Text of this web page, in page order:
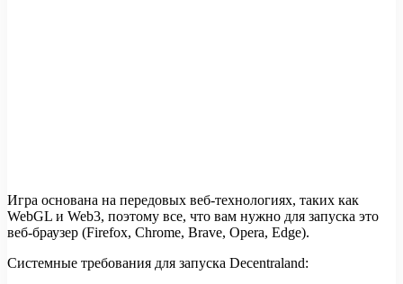
Игра основана на передовых веб-технологиях, таких как
WebGL и Web3, поэтому все, что вам нужно для запуска это
веб-браузер (Firefox, Chrome, Brave, Opera, Edge).
Системные требования для запуска Decentraland: